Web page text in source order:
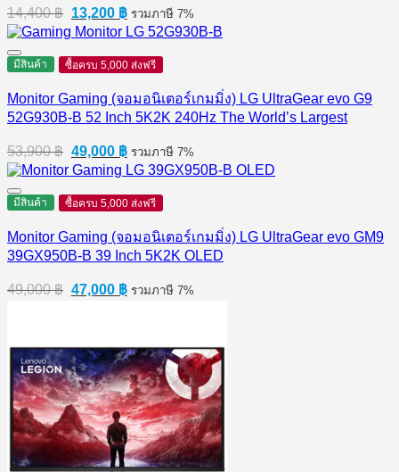
14,400฿ Original
price
was:
14,400 ฿.
13,200 ฿Current
price
is:
13,200 ฿.
รวมภาษี 7%
มีสินค้า ซื้อครบ 5,000 ส่งฟรี
Monitor Gaming (จอมอนิเตอร์เกมมิ่ง) LG UltraGear evo G9
52G930B-B 52 Inch 5K2K 240Hz The World’s Largest
53,900฿ Original
price
was:
53,900 ฿.
49,000 ฿Current
price
is:
49,000 ฿.
รวมภาษี 7%
มีสินค้า ซื้อครบ 5,000 ส่งฟรี
Monitor Gaming (จอมอนิเตอร์เกมมิ่ง) LG UltraGear evo GM9
39GX950B-B 39 Inch 5K2K OLED
49,000฿ Original
price
47,000 ฿Current
price
รวมภาษี 7%